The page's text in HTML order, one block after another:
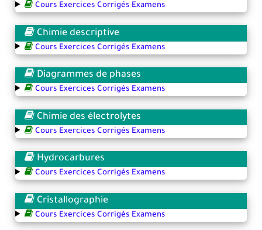
Cours Exercices Corrigés Examens
Chimie descriptive
Cours Exercices Corrigés Examens
Diagrammes de phases
Cours Exercices Corrigés Examens
Chimie des électrolytes
Cours Exercices Corrigés Examens
Hydrocarbures
Cours Exercices Corrigés Examens
Cristallographie
Cours Exercices Corrigés Examens